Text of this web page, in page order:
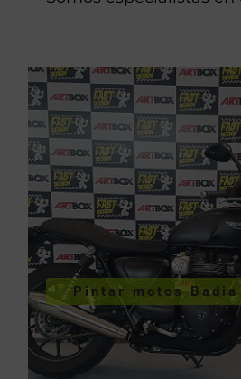
Pintar motos
Pintar motos
Vallès
VER PINTURA DE